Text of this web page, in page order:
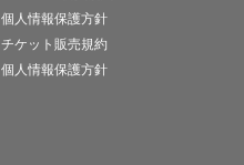
個人情報保護方針
チケット販売規約
個人情報保護方針